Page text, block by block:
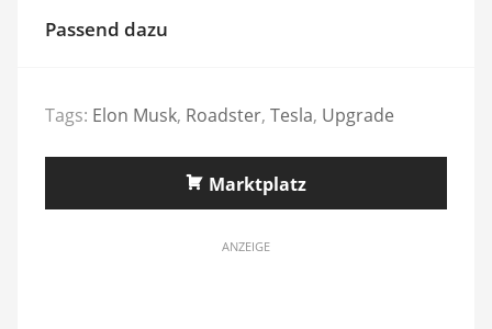
Passend dazu
Tags: Elon Musk, Roadster, Tesla, Upgrade
Marktplatz
ANZEIGE